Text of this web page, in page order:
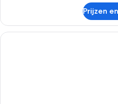
suite,
uitzicht
op
Prijzen